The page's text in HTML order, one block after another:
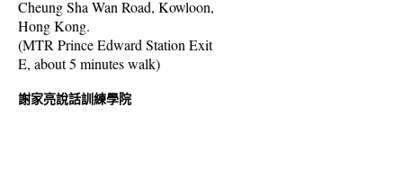
Cheung Sha Wan Road, Kowloon,
Hong Kong.
(MTR Prince Edward Station Exit
E, about 5 minutes walk)
謝家亮說話訓練學院